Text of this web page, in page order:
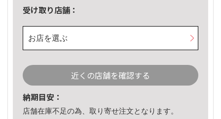
受け取り店舗：
お店を選ぶ
近くの店舗を確認する
納期目安：
店舗在庫不足の為、取り寄せ注文となります。